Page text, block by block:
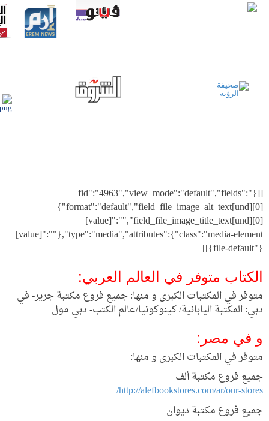
[[{"fid":"4963","view_mode":"default","fields":
{"format":"default","field_file_image_alt_text[und][0]
[value]":"","field_file_image_title_text[und][0]
[value]":""},"type":"media","attributes":{"class":"media-element
file-default"}}]]
الكتاب متوفر في العالم العربي:
متوفر في المكتبات الكبرى و منها: جميع فروع مكتبة جرير- في
دبي: المكتبة اليابانية/ كينوكونيا/عالم الكتب- دبي مول
و في مصر:
متوفر في المكتبات الكبرى و منها:
جميع فروع مكتبة ألف
http://alefbookstores.com/ar/our-stores/
جميع فروع مكتبة ديوان